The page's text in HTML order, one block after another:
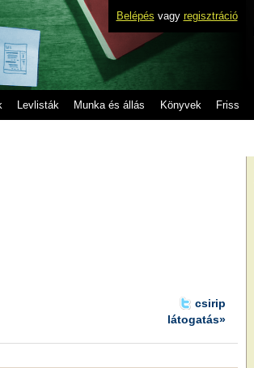
Belépés vagy regisztráció
Levlisták Munka és állás Könyvek Friss
csirip
látogatás»